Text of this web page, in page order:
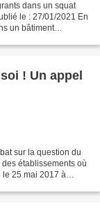
dans un squat
le : 27/01/2021 En
un bâtiment
sur la question du
établissements où
le 25 mai 2017 à